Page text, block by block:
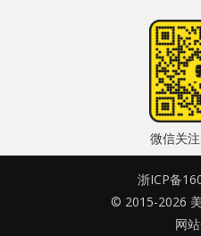
微信关
浙ICP备
© 2015-2026
网